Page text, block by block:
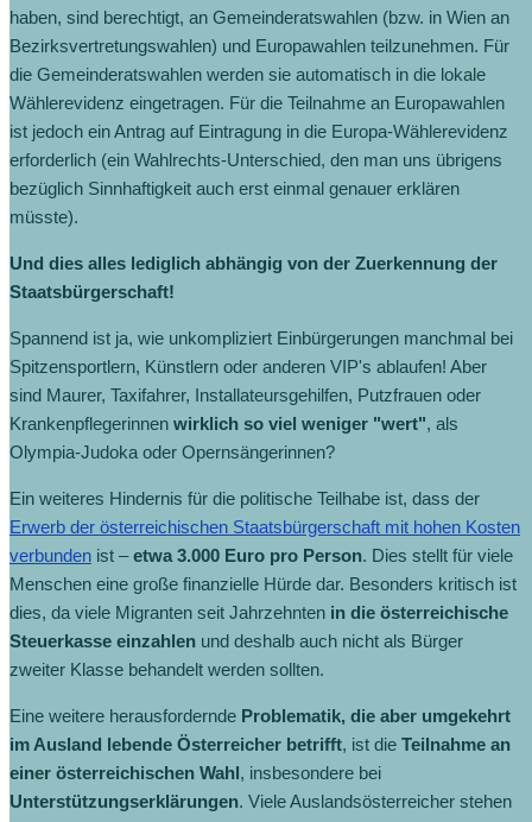
haben, sind berechtigt, an Gemeinderatswahlen (bzw. in Wien an
Bezirksvertretungswahlen) und Europawahlen teilzunehmen. Für
die Gemeinderatswahlen werden sie automatisch in die lokale
Wählerevidenz eingetragen. Für die Teilnahme an Europawahlen
ist jedoch ein Antrag auf Eintragung in die Europa-Wählerevidenz
erforderlich (ein Wahlrechts-Unterschied, den man uns übrigens
bezüglich Sinnhaftigkeit auch erst einmal genauer erklären
müsste).
Und dies alles lediglich abhängig von der Zuerkennung der
Staatsbürgerschaft!
Spannend ist ja, wie unkompliziert Einbürgerungen manchmal bei
Spitzensportlern, Künstlern oder anderen VIP's ablaufen! Aber
sind Maurer, Taxifahrer, Installateursgehilfen, Putzfrauen oder
Krankenpflegerinnen wirklich so viel weniger "wert", als
Olympia-Judoka oder Opernsängerinnen?
Ein weiteres Hindernis für die politische Teilhabe ist, dass der
Erwerb der österreichischen Staatsbürgerschaft mit hohen Kosten
verbunden ist –etwa 3.000 Euro pro Person. Dies stellt für viele
Menschen eine große finanzielle Hürde dar. Besonders kritisch ist
dies, da viele Migranten seit Jahrzehnten in die österreichische
Steuerkasse einzahlen und deshalb auch nicht als Bürger
zweiter Klasse behandelt werden sollten.
Eine weitere herausfordernde Problematik, die aber umgekehrt
im Ausland lebende Österreicher betrifft, ist die Teilnahme an
einer österreichischen Wahl, insbesondere bei
Unterstützungserklärungen. Viele Auslandsösterreicher stehen